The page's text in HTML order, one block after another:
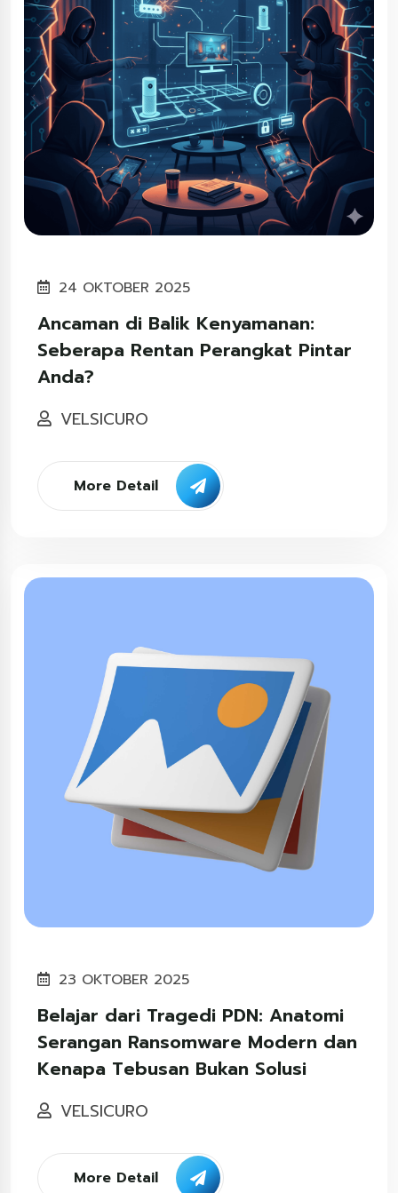
24 OKTOBER 2025
Ancaman di Balik Kenyamanan:
Seberapa Rentan Perangkat Pintar
Anda?
VELSICURO
More Detail
23 OKTOBER 2025
Belajar dari Tragedi PDN: Anatomi
Serangan Ransomware Modern dan
Kenapa Tebusan Bukan Solusi
VELSICURO
More Detail